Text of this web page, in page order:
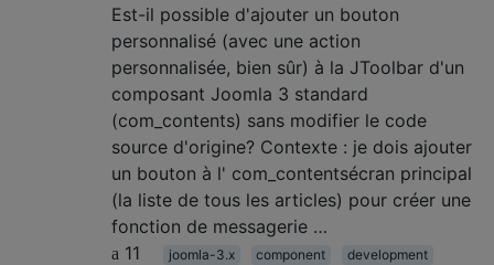
Est-il possible d'ajouter un bouton
personnalisé (avec une action
personnalisée, bien sûr) à la JToolbar d'un
composant Joomla 3 standard
(com_contents) sans modifier le code
source d'origine? Contexte : je dois ajouter
un bouton à l' com_contentsécran principal
(la liste de tous les articles) pour créer une
fonction de messagerie …
11
joomla-3.x component
development